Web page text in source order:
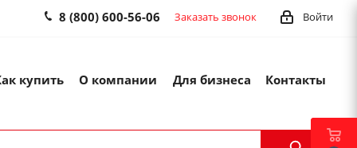
Войти
8 (800) 600-56-06 Заказать звонок
купить О компании Для бизнеса Контакты